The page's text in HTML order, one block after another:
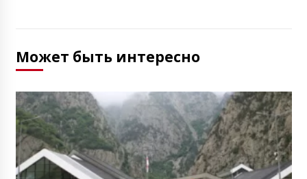
Может быть интересно